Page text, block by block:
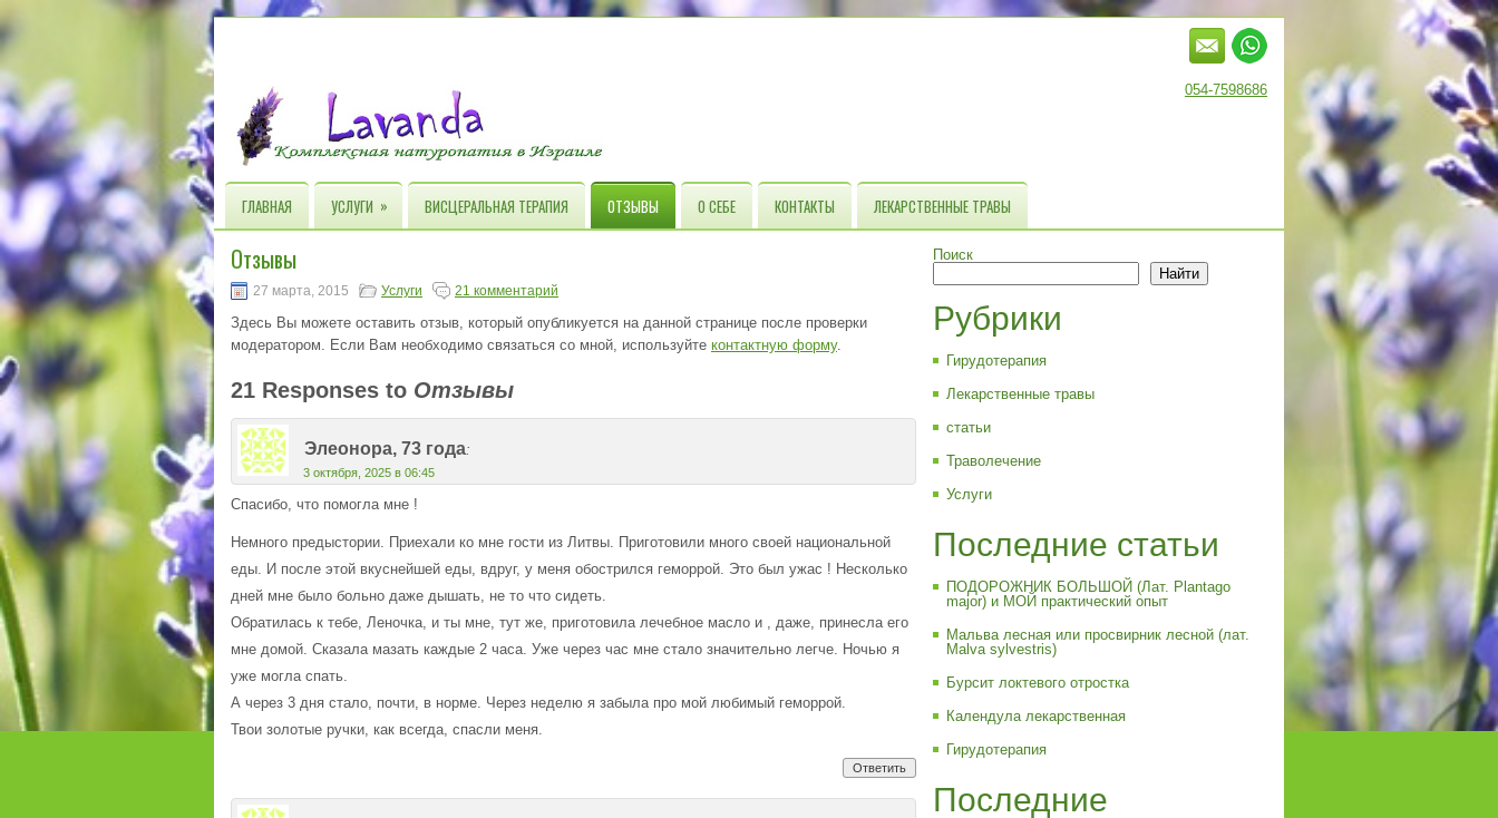
054-7598686
ГЛАВНАЯ УСЛУГИ » ВИСЦЕРАЛЬНАЯ ТЕРАПИЯ ОТЗЫВЫ О СЕБЕ КОНТАКТЫ ЛЕКАРСТВЕННЫЕ ТРАВЫ
Отзывы
27 марта, 2015 Услуги 21 комментарий
Здесь Вы можете оставить отзыв, который опубликуется на данной странице после проверки
модератором. Если Вам необходимо связаться со мной, используйте контактную форму.
21 Responses to Отзывы
Элеонора, 73 года:
3 октября, 2025 в 06:45
Спасибо, что помогла мне !
Немного предыстории. Приехали ко мне гости из Литвы. Приготовили много своей национальной
еды. И после этой вкуснейшей еды, вдруг, у меня обострился геморрой. Это был ужас ! Несколько
дней мне было больно даже дышать, не то что сидеть.
Обратилась к тебе, Леночка, и ты мне, тут же, приготовила лечебное масло и , даже, принесла его
мне домой. Сказала мазать каждые 2 часа. Уже через час мне стало значительно легче. Ночью я
уже могла спать.
А через 3 дня стало, почти, в норме. Через неделю я забыла про мой любимый геморрой.
Твои золотые ручки, как всегда, спасли меня.
Ответить
Поиск
Найти
Рубрики
Гирудотерапия
Лекарственные травы
статьи
Траволечение
Услуги
Последние статьи
ПОДОРОЖНИК БОЛЬШОЙ (Лат. Plantago
major) и МОЙ практический опыт
Мальва лесная или просвирник лесной (лат.
Malva sylvestris)
Бурсит локтевого отростка
Календула лекарственная
Гирудотерапия
Последние